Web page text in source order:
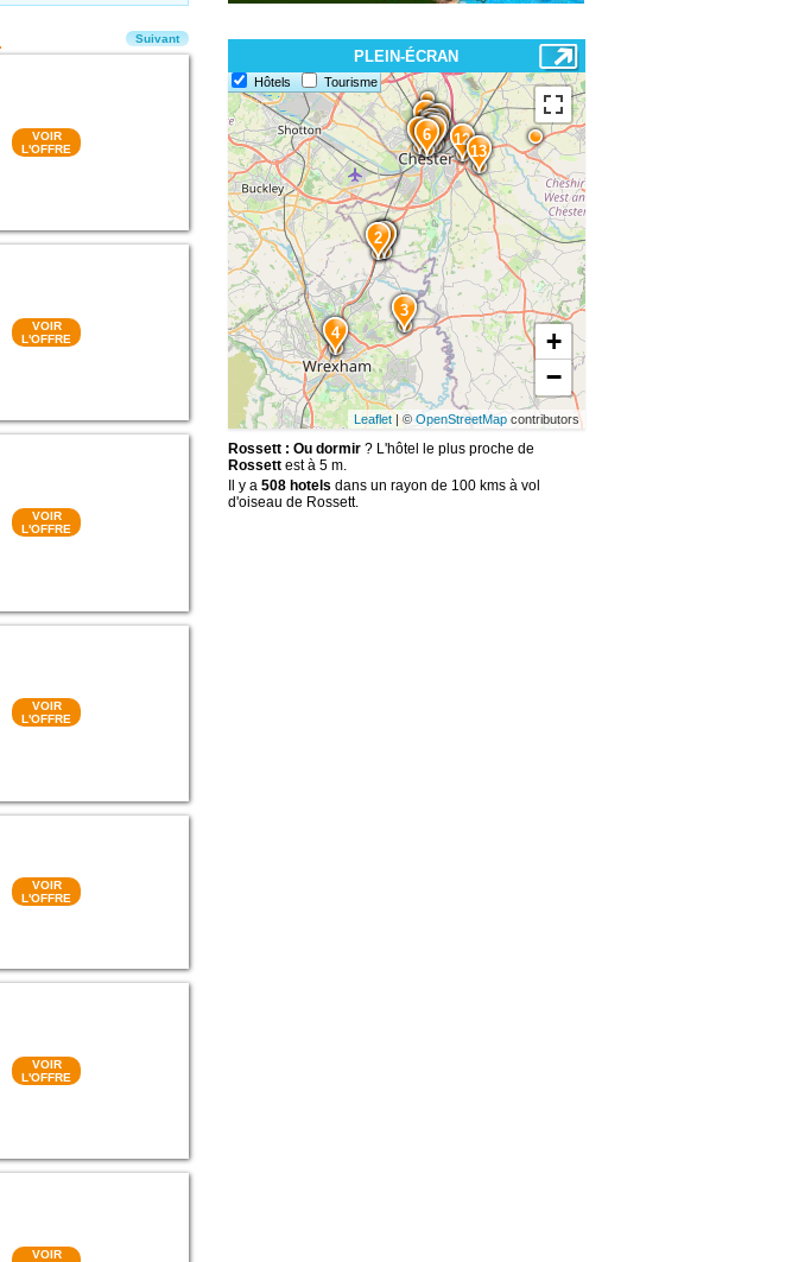
VOIR
L'OFFRE
VOIR
L'OFFRE
VOIR
L'OFFRE
VOIR
L'OFFRE
VOIR
L'OFFRE
VOIR
L'OFFRE
VOIR
Suivant
PLEIN-ÉCRAN
Hôtels Tourisme
15
14
13
12
11
10
9
87
6
5
4
3
21
+
−
Leaflet| ©OpenStreetMap contributors
Rossett : Ou dormir? L'hôtel le plus proche de
Rossettest à 5 m.
Il y a 508 hotels dans un rayon de 100 kms à vol
d'oiseau de Rossett.